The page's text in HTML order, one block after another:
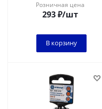
Розничная цена
293₽/шт
В корзину